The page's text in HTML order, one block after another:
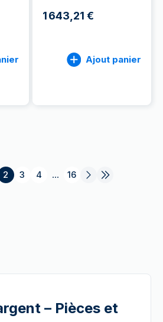
1 643,21 €
Ajout panier
2 3 4 ... 16
– Pièces et